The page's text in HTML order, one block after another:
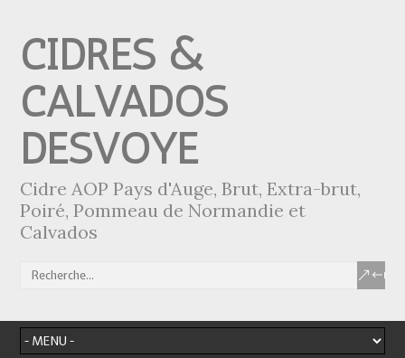
CIDRES &
CALVADOS
DESVOYE
Cidre AOP Pays d'Auge, Brut, Extra-brut,
Poiré, Pommeau de Normandie et
Calvados